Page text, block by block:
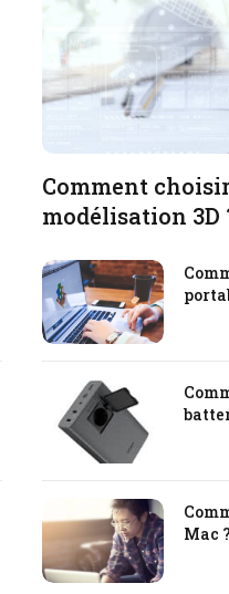
Comment
modélisation 3D
Mac ?